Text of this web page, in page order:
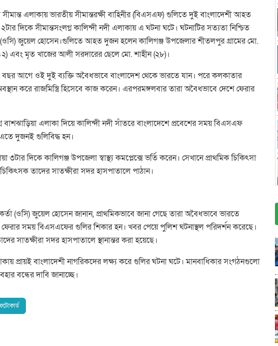
এলাকায় ভারতীয় সীমান্তরক্ষী বাহিনীর (বিএসএফ) গুলিতে দুই বাংলাদেশী আহত
দিকে সীমান্তসংলগ্ন কালিন্দী নদী এলাকায় এ ঘটনা ঘটে। ঘটনাটির সত্যতা নিশ্চিত
(ওসি) জুয়েল হোসেন।গুলিতে আহত দুজন হলেন কালিগঞ্জ উপজেলার শীতলপুর গ্রামের মো.
এবং মৃত খাজের আলী সরদারের ছেলে মো. শাহীন (২৮)।
বছর আগে ওই দুই ব্যক্তি অবৈধভাবে বাংলাদেশ থেকে ভারতে যান। পরে কলকাতার
করে রাজমিস্ত্রি হিসেবে কাজ করেন। এরপরমঙ্গলবার তারা অবৈধভাবে দেশে ফেরার
বাশঝাড়িয়া এলাকা দিয়ে কালিন্দী নদী সাঁতরে বাংলাদেশে প্রবেশের সময় বিএসএফ
দুজনই গুলিবিদ্ধ হন।
৩টার দিকে কালিগঞ্জ উপজেলা স্বাস্থ্য কমপ্লেক্সে ভর্তি করেন। সেখানে প্রাথমিক চিকিৎসা
তাদের সাতক্ষীরা সদর হাসপাতালে পাঠান।
(ওসি) জুয়েল হোসেন জানান, প্রাথমিকভাবে জানা গেছে তারা অবৈধভাবে ভারতে
সময় বিএসএফের গুলির শিকার হন। খবর পেয়ে পুলিশ ঘটনাস্থল পরিদর্শন করেছে।
সদর হাসপাতালে স্থানান্তর করা হয়েছে।
প্রায়ই বাংলাদেশী নাগরিকদের লক্ষ্য করে গুলির ঘটনা ঘটে। মানবাধিকার সংগঠনগুলো
বন্ধের দাবি জানাচ্ছে।